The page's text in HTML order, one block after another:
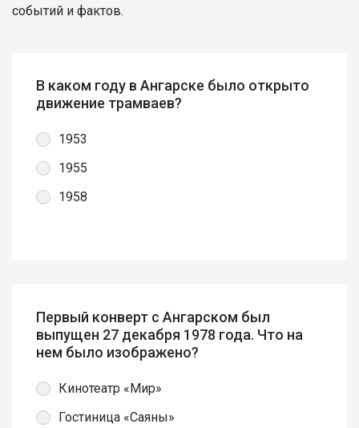
событий и фактов.
В каком году в Ангарске было открыто
движение трамваев?
1953
1955
1958
Первый конверт с Ангарском был
выпущен 27 декабря 1978 года. Что на
нем было изображено?
Кинотеатр «Мир»
Гостиница «Саяны»